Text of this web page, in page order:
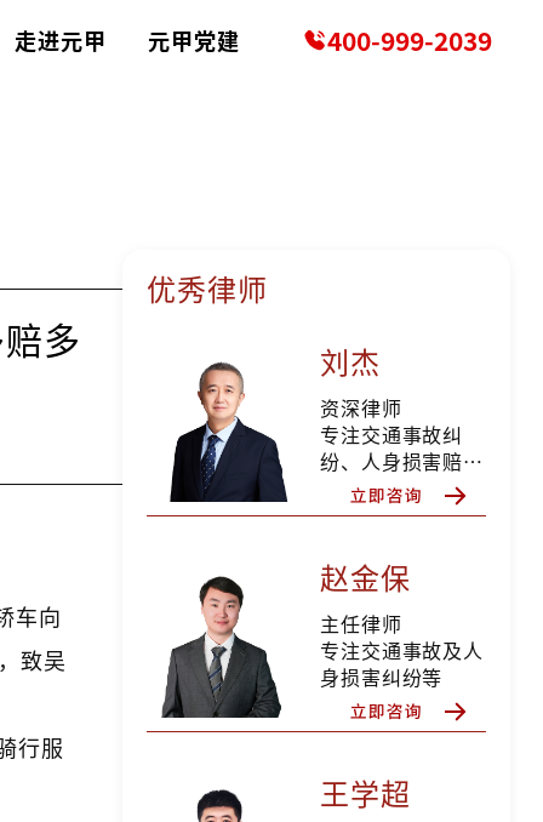
走进元甲 元甲党建 400-999-2039
多
车向
致吴
行服
优秀律师
刘杰
资深律师
专注交通事故纠
纷、人身损害赔偿
赵金保
主任律师
专注交通事故及人
身损害纠纷等
王学超